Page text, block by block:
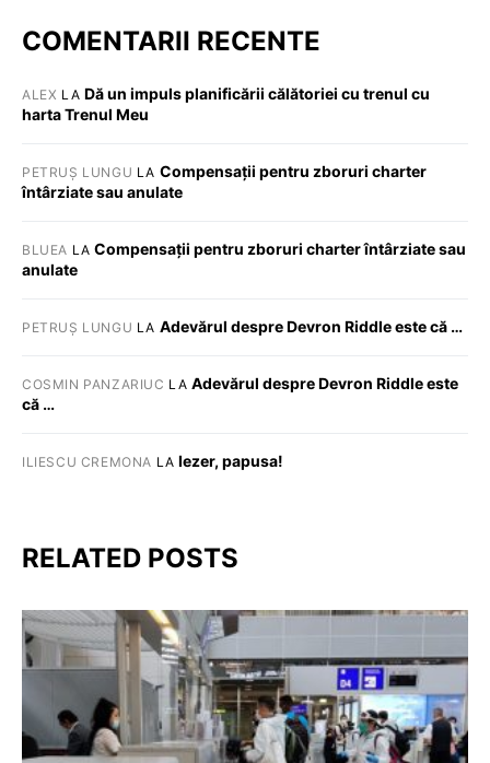
COMENTARII RECENTE
ALEX LA Dă un impuls planificării călătoriei cu trenul cu
harta Trenul Meu
PETRUȘ LUNGU LA Compensații pentru zboruri charter
întârziate sau anulate
BLUEA LACompensații pentru zboruri charter întârziate sau
anulate
PETRUȘ LUNGU LA Adevărul despre Devron Riddle este că …
COSMIN PANZARIUC LA Adevărul despre Devron Riddle este
că …
ILIESCU CREMONA LAIezer, papusa!
RELATED POSTS